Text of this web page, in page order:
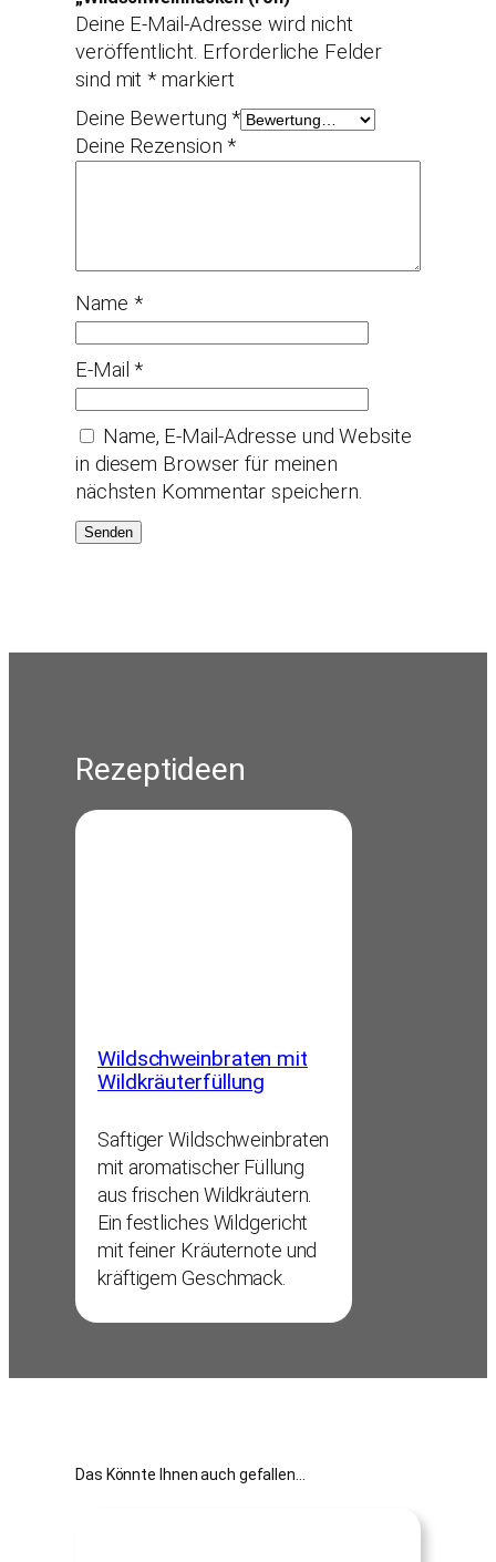
Deine E-Mail-Adresse wird nicht
veröffentlicht. Erforderliche Felder
sind mit* markiert
Deine Bewertung*
Deine Rezension*
Name *
E-Mail*
Name, E-Mail-Adresse und Website
in diesem Browser für meinen
nächsten Kommentar speichern.
Rezeptideen
Wildschweinbraten mit
Wildkräuterfüllung
Saftiger Wildschweinbraten
mit aromatischer Füllung
aus frischen Wildkräutern.
Ein festliches Wildgericht
mit feiner Kräuternote und
kräftigem Geschmack.
Das Könnte Ihnen auch gefallen…